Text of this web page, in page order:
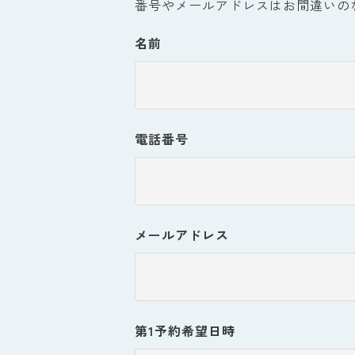
番号やメールアドレスはお間違いの
名前
電話番号
メールアドレス
第1予約希望日時